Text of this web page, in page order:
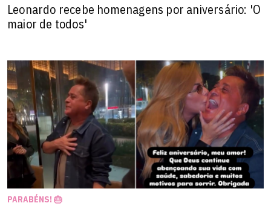
Leonardo recebe homenagens por aniversário: 'O
maior de todos'
PARABÉNS! 🎂